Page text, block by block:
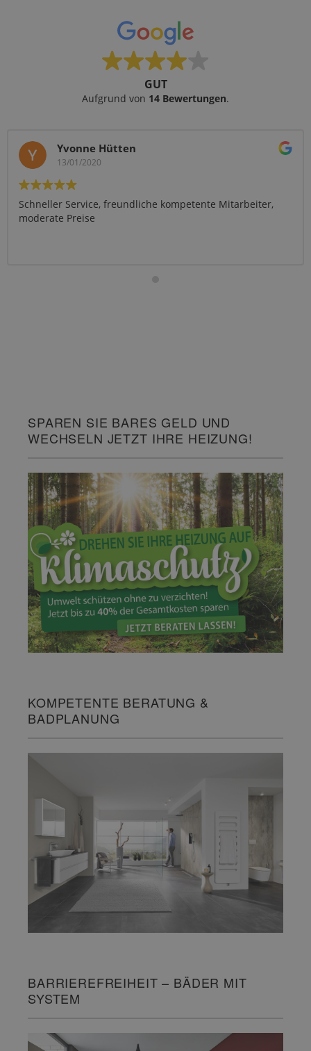
GUT
Aufgrund von 14 Bewertungen.
Yvonne Hütten
13/01/2020
Schneller Service, freundliche kompetente Mitarbeiter,
moderate Preise
SPAREN SIE BARES GELD UND
WECHSELN JETZT IHRE HEIZUNG!
KOMPETENTE BERATUNG &
BADPLANUNG
BARRIEREFREIHEIT – BÄDER MIT
SYSTEM